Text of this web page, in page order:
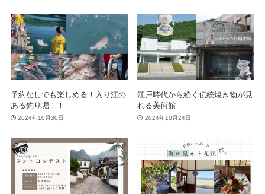
予約なしでも楽しめる！入り江の
ある釣り堀！！
2024年10月30日
江戸時代から続く伝統焼き物が見
れる美術館
2024年10月24日